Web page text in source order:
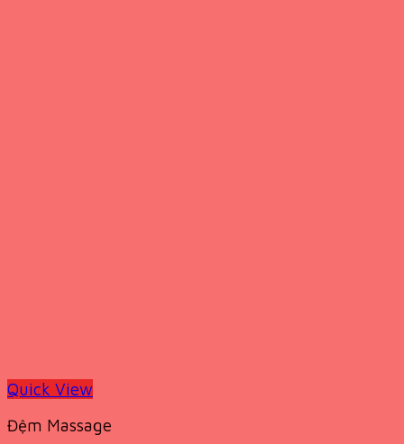
Quick View
Đệm Massage